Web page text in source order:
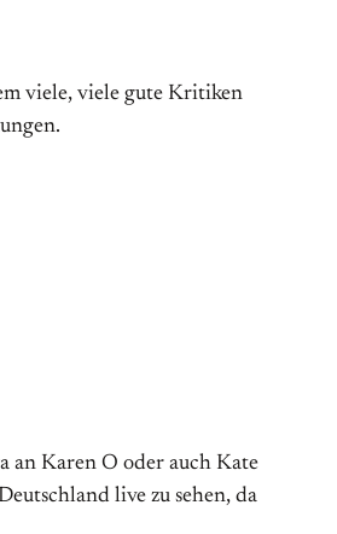
viele, viele gute Kritiken
an Karen O oder auch Kate
live zu sehen, da